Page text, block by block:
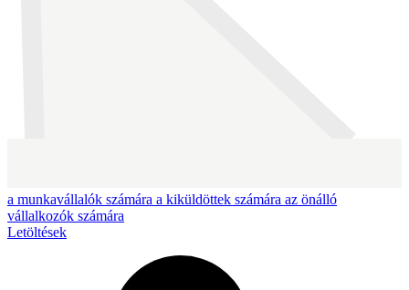
a munkavállalók számára a kiküldöttek számára az önálló
vállalkozók számára
Letöltések